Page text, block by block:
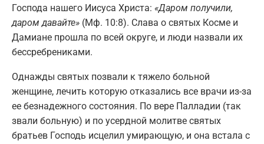
Господа нашего Иисуса Христа: «Даром получили,
даром давайте» (Мф. 10:8). Слава о святых Косме и
Дамиане прошла по всей округе, и люди назвали их
бессребрениками.
Однажды святых позвали к тяжело больной
женщине, лечить которую отказались все врачи из-за
ее безнадежного состояния. По вере Палладии (так
звали больную) и по усердной молитве святых
братьев Господь исцелил умирающую, и она встала с